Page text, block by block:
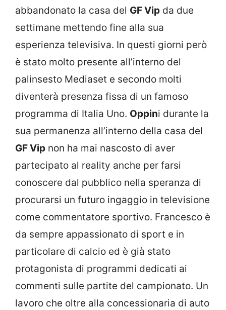
abbandonato la casa del GF Vip da due
settimane mettendo fine alla sua
esperienza televisiva. In questi giorni però
è stato molto presente all’interno del
palinsesto Mediaset e secondo molti
diventerà presenza fissa di un famoso
programma di Italia Uno. Oppini durante la
sua permanenza all’interno della casa del
GF Vip non ha mai nascosto di aver
partecipato al reality anche per farsi
conoscere dal pubblico nella speranza di
procurarsi un futuro ingaggio in televisione
come commentatore sportivo. Francesco è
da sempre appassionato di sport e in
particolare di calcio ed è già stato
protagonista di programmi dedicati ai
commenti sulle partite del campionato. Un
lavoro che oltre alla concessionaria di auto